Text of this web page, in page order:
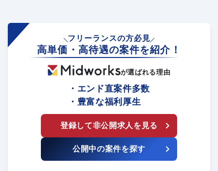
高単価・高待遇の案件を紹介！
フリーランスの方必見
が選ばれる理由
・エンド直案件多数
・豊富な福利厚生
登録して非公開求人を見る
公開中の案件を探す